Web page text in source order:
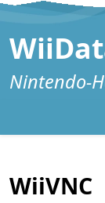
Zum Inhalt
Nintendo-
WiiVNC